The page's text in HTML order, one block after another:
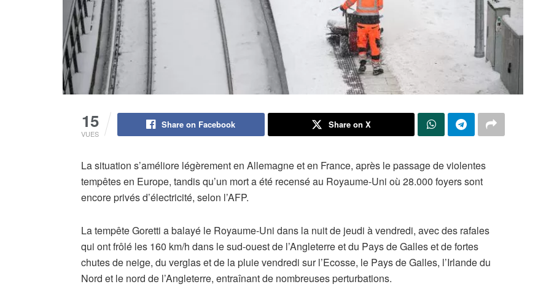
15
VUES
Share on Facebook Share on X
La situation s’améliore légèrement en Allemagne et en France, après le passage de violentes
tempêtes en Europe, tandis qu’un mort a été recensé au Royaume-Uni où 28.000 foyers sont
encore privés d’électricité, selon l’AFP.
La tempête Goretti a balayé le Royaume-Uni dans la nuit de jeudi à vendredi, avec des rafales
qui ont frôlé les 160 km/h dans le sud-ouest de l’Angleterre et du Pays de Galles et de fortes
chutes de neige, du verglas et de la pluie vendredi sur l’Ecosse, le Pays de Galles, l’Irlande du
Nord et le nord de l’Angleterre, entraînant de nombreuses perturbations.